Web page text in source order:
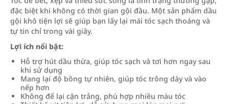
đặc biệt khi không có thời gian gội đầu. Một sản phẩm dầu
gội khô tiện lợi sẽ giúp bạn lấy lại mái tóc sạch thoáng và
tự tin chỉ trong vài giây.
Lợi ích nổi bật:
Hỗ trợ hút dầu thừa, giúp tóc sạch và tơi hơn ngay sau
khi sử dụng
Mang lại độ bồng tự nhiên, giúp tóc trông dày và vào
nếp hơn
Không để lại cặn trắng, phù hợp nhiều màu tóc